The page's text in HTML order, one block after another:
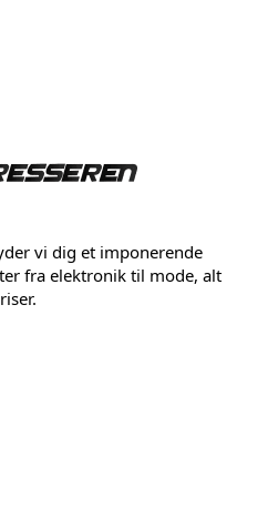
vi dig et imponerende
fra elektronik til mode, alt